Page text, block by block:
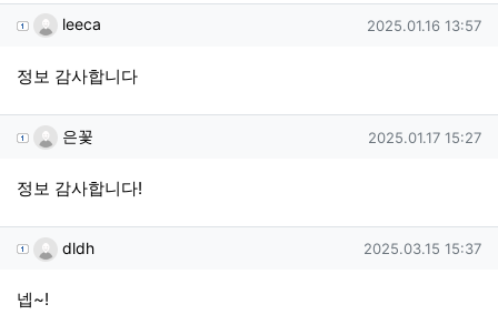
leeca님의 댓글
leeca 작성일
2025.01.16 13:57
정보 감사합니다
은꽃님의 댓글
은꽃 작성일
2025.01.17 15:27
정보 감사합니다!
dldh님의 댓글
dldh 작성일
2025.03.15 15:37
넵~!